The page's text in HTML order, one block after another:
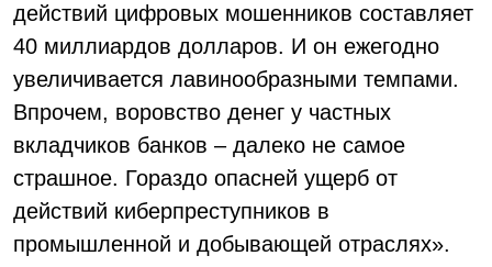
действий цифровых мошенников составляет
40 миллиардов долларов. И он ежегодно
увеличивается лавинообразными темпами.
Впрочем, воровство денег у частных
вкладчиков банков – далеко не самое
страшное. Гораздо опасней ущерб от
действий киберпреступников в
промышленной и добывающей отраслях».